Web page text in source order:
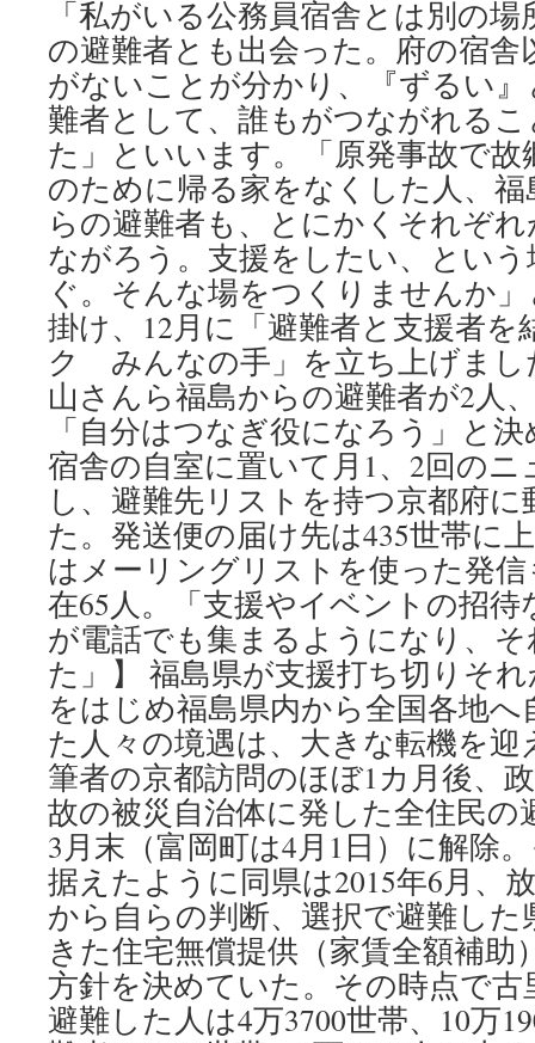
「私がいる公務員宿舎とは別の
の避難者とも出会った。府の宿舎
がないことが分かり、『ずるい
難者として、誰もがつながれる
た」といいます。「原発事故で
のために帰る家をなくした人、
らの避難者も、とにかくそれぞ
ながろう。支援をしたい、とい
ぐ。そんな場をつくりませんか
掛け、12月に「避難者と支援者
ク みんなの手」を立ち上げまし
山さんら福島からの避難者が2人
「自分はつなぎ役になろう」と
宿舎の自室に置いて月1、2回の
し、避難先リストを持つ京都府
た。発送便の届け先は435世帯に
はメーリングリストを使った発
在65人。「支援やイベントの招
が電話でも集まるようになり、
た」】 福島県が支援打ち切りそ
をはじめ福島県内から全国各地
た人々の境遇は、大きな転機を
筆者の京都訪問のほぼ1カ月後、
故の被災自治体に発した全住民の
3月末（富岡町は4月1日）に解除
据えたように同県は2015年6月、
から自らの判断、選択で避難し
きた住宅無償提供（家賃全額補助
方針を決めていた。その時点で
避難した人は4万3700世帯、10万